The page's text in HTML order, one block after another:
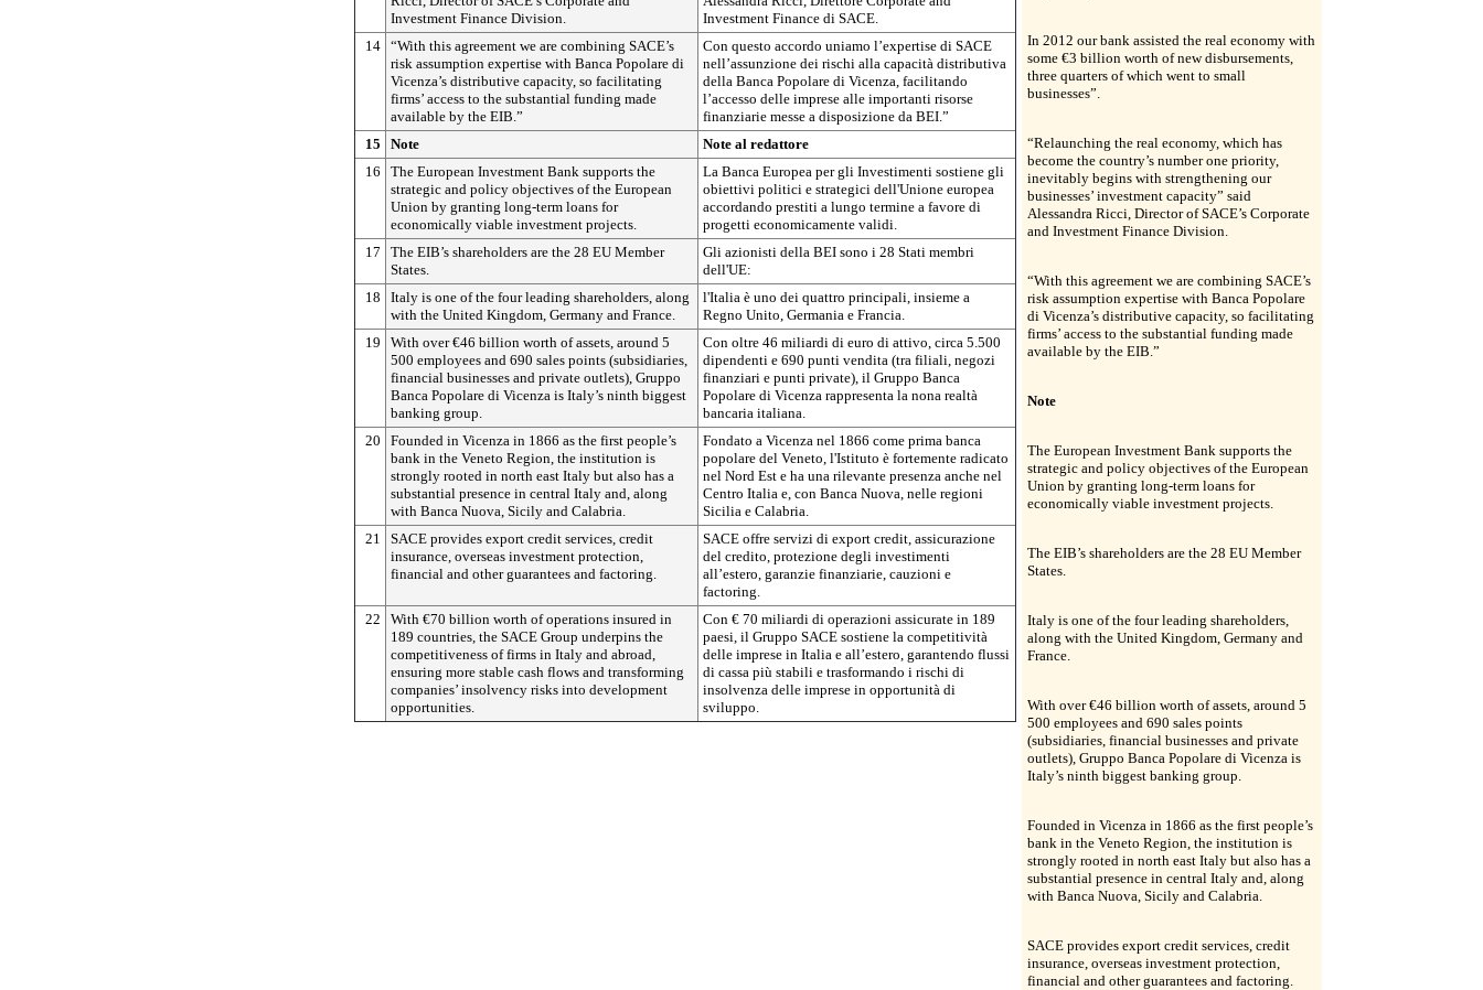
Investment Finance Division.
Investment Finance di SACE.
14 “With this agreement we are combining SACE’s
risk assumption expertise with Banca Popolare di
Vicenza’s distributive capacity, so facilitating
firms’ access to the substantial funding made
available by the EIB.”
Con questo accordo uniamo l’expertise di SACE
nell’assunzione dei rischi alla capacità distributiva
della Banca Popolare di Vicenza, facilitando
l’accesso delle imprese alle importanti risorse
finanziarie messe a disposizione da BEI.”
15
Note
Note al redattore
16
The European Investment Bank supports the
strategic and policy objectives of the European
Union by granting long-term loans for
economically viable investment projects.
La Banca Europea per gli Investimenti sostiene gli
obiettivi politici e strategici dell'Unione europea
accordando prestiti a lungo termine a favore di
progetti economicamente validi.
17
The EIB’s shareholders are the 28 EU Member
States.
Gli azionisti della BEI sono i 28 Stati membri
dell'UE:
18
Italy is one of the four leading shareholders, along
with the United Kingdom, Germany and France.
l'Italia è uno dei quattro principali, insieme a
Regno Unito, Germania e Francia.
19
With over €46 billion worth of assets, around 5
500 employees and 690 sales points (subsidiaries,
financial businesses and private outlets), Gruppo
Banca Popolare di Vicenza is Italy’s ninth biggest
banking group.
Con oltre 46 miliardi di euro di attivo, circa 5.500
dipendenti e 690 punti vendita (tra filiali, negozi
finanziari e punti private), il Gruppo Banca
Popolare di Vicenza rappresenta la nona realtà
bancaria italiana.
20
Founded in Vicenza in 1866 as the first people’s
bank in the Veneto Region, the institution is
strongly rooted in north east Italy but also has a
substantial presence in central Italy and, along
with Banca Nuova, Sicily and Calabria.
Fondato a Vicenza nel 1866 come prima banca
popolare del Veneto, l'Istituto è fortemente radicato
nel Nord Est e ha una rilevante presenza anche nel
Centro Italia e, con Banca Nuova, nelle regioni
Sicilia e Calabria.
21
SACE provides export credit services, credit
insurance, overseas investment protection,
financial and other guarantees and factoring.
SACE offre servizi di export credit, assicurazione
del credito, protezione degli investimenti
all’estero, garanzie finanziarie, cauzioni e
factoring.
22
With €70 billion worth of operations insured in
189 countries, the SACE Group underpins the
competitiveness of firms in Italy and abroad,
ensuring more stable cash flows and transforming
companies’ insolvency risks into development
opportunities.
Con € 70 miliardi di operazioni assicurate in 189
paesi, il Gruppo SACE sostiene la competitività
delle imprese in Italia e all’estero, garantendo flussi
di cassa più stabili e trasformando i rischi di
insolvenza delle imprese in opportunità di
sviluppo.
In 2012 our bank assisted the real economy with
some €3 billion worth of new disbursements,
three quarters of which went to small
businesses”.
“Relaunching the real economy, which has
become the country’s number one priority,
inevitably begins with strengthening our
businesses’ investment capacity” said
Alessandra Ricci, Director of SACE’s Corporate
and Investment Finance Division.
“With this agreement we are combining SACE’s
risk assumption expertise with Banca Popolare
di Vicenza’s distributive capacity, so facilitating
firms’ access to the substantial funding made
available by the EIB.”
Note
The European Investment Bank supports the
strategic and policy objectives of the European
Union by granting long-term loans for
economically viable investment projects.
The EIB’s shareholders are the 28 EU Member
States.
Italy is one of the four leading shareholders,
along with the United Kingdom, Germany and
France.
With over €46 billion worth of assets, around 5
500 employees and 690 sales points
(subsidiaries, financial businesses and private
outlets), Gruppo Banca Popolare di Vicenza is
Italy’s ninth biggest banking group.
Founded in Vicenza in 1866 as the first people’s
bank in the Veneto Region, the institution is
strongly rooted in north east Italy but also has a
substantial presence in central Italy and, along
with Banca Nuova, Sicily and Calabria.
SACE provides export credit services, credit
insurance, overseas investment protection,
financial and other guarantees and factoring.